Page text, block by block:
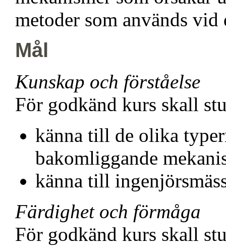
metoder som används
Mål
Kunskap och förståelse
För godkänd kurs skall
känna till de olika
bakomliggande
känna till
Färdighet och förmåga
För godkänd kurs skall